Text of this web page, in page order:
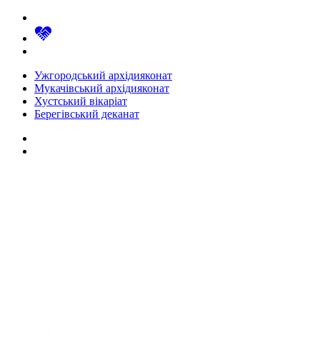
Ужгородський архідияконат
Мукачівський архідияконат
Хустський вікаріат
Берегівський деканат